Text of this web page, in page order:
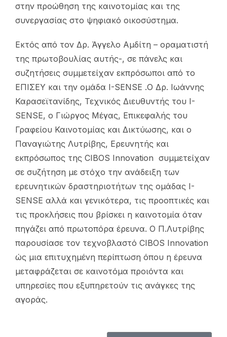
στην προώθηση της καινοτομίας και της
συνεργασίας στο ψηφιακό οικοσύστημα.
Εκτός από τον Δρ. Άγγελο Αμδίτη – οραματιστή
της πρωτοβουλίας αυτής-, σε πάνελς και
συζητήσεις συμμετείχαν εκπρόσωποι από το
ΕΠΙΣΕΥ και την ομάδα I-SENSE .Ο Δρ. Ιωάννης
Καρασεϊτανίδης, Τεχνικός Διευθυντής του I-
SENSE, ο Γιώργος Μέγας, Επικεφαλής του
Γραφείου Καινοτομίας και Δικτύωσης, και ο
Παναγιώτης Λυτρίβης, Ερευνητής και
εκπρόσωπος της CIBOS Innovation συμμετείχαν
σε συζήτηση με στόχο την ανάδειξη των
ερευνητικών δραστηριοτήτων της ομάδας I-
SENSE αλλά και γενικότερα, τις προοπτικές και
τις προκλήσεις που βρίσκει η καινοτομία όταν
πηγάζει από πρωτοπόρα έρευνα. Ο Π.Λυτρίβης
παρουσίασε τον τεχνοβλαστό CIBOS Innovation
ώς μια επιτυχημένη περίπτωση όπου η έρευνα
μεταφράζεται σε καινοτόμα προιόντα και
υπηρεσίες που εξυπηρετούν τις ανάγκες της
αγοράς.